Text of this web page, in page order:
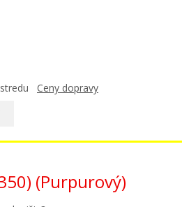
Ceny dopravy
(Purpurový)